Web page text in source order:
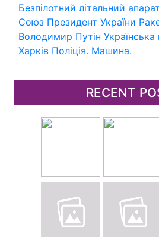
Безпілотний літальний апарат
Союз Президент України
Володимир Путін Українська
Харків Поліція. Машина.
RECENT